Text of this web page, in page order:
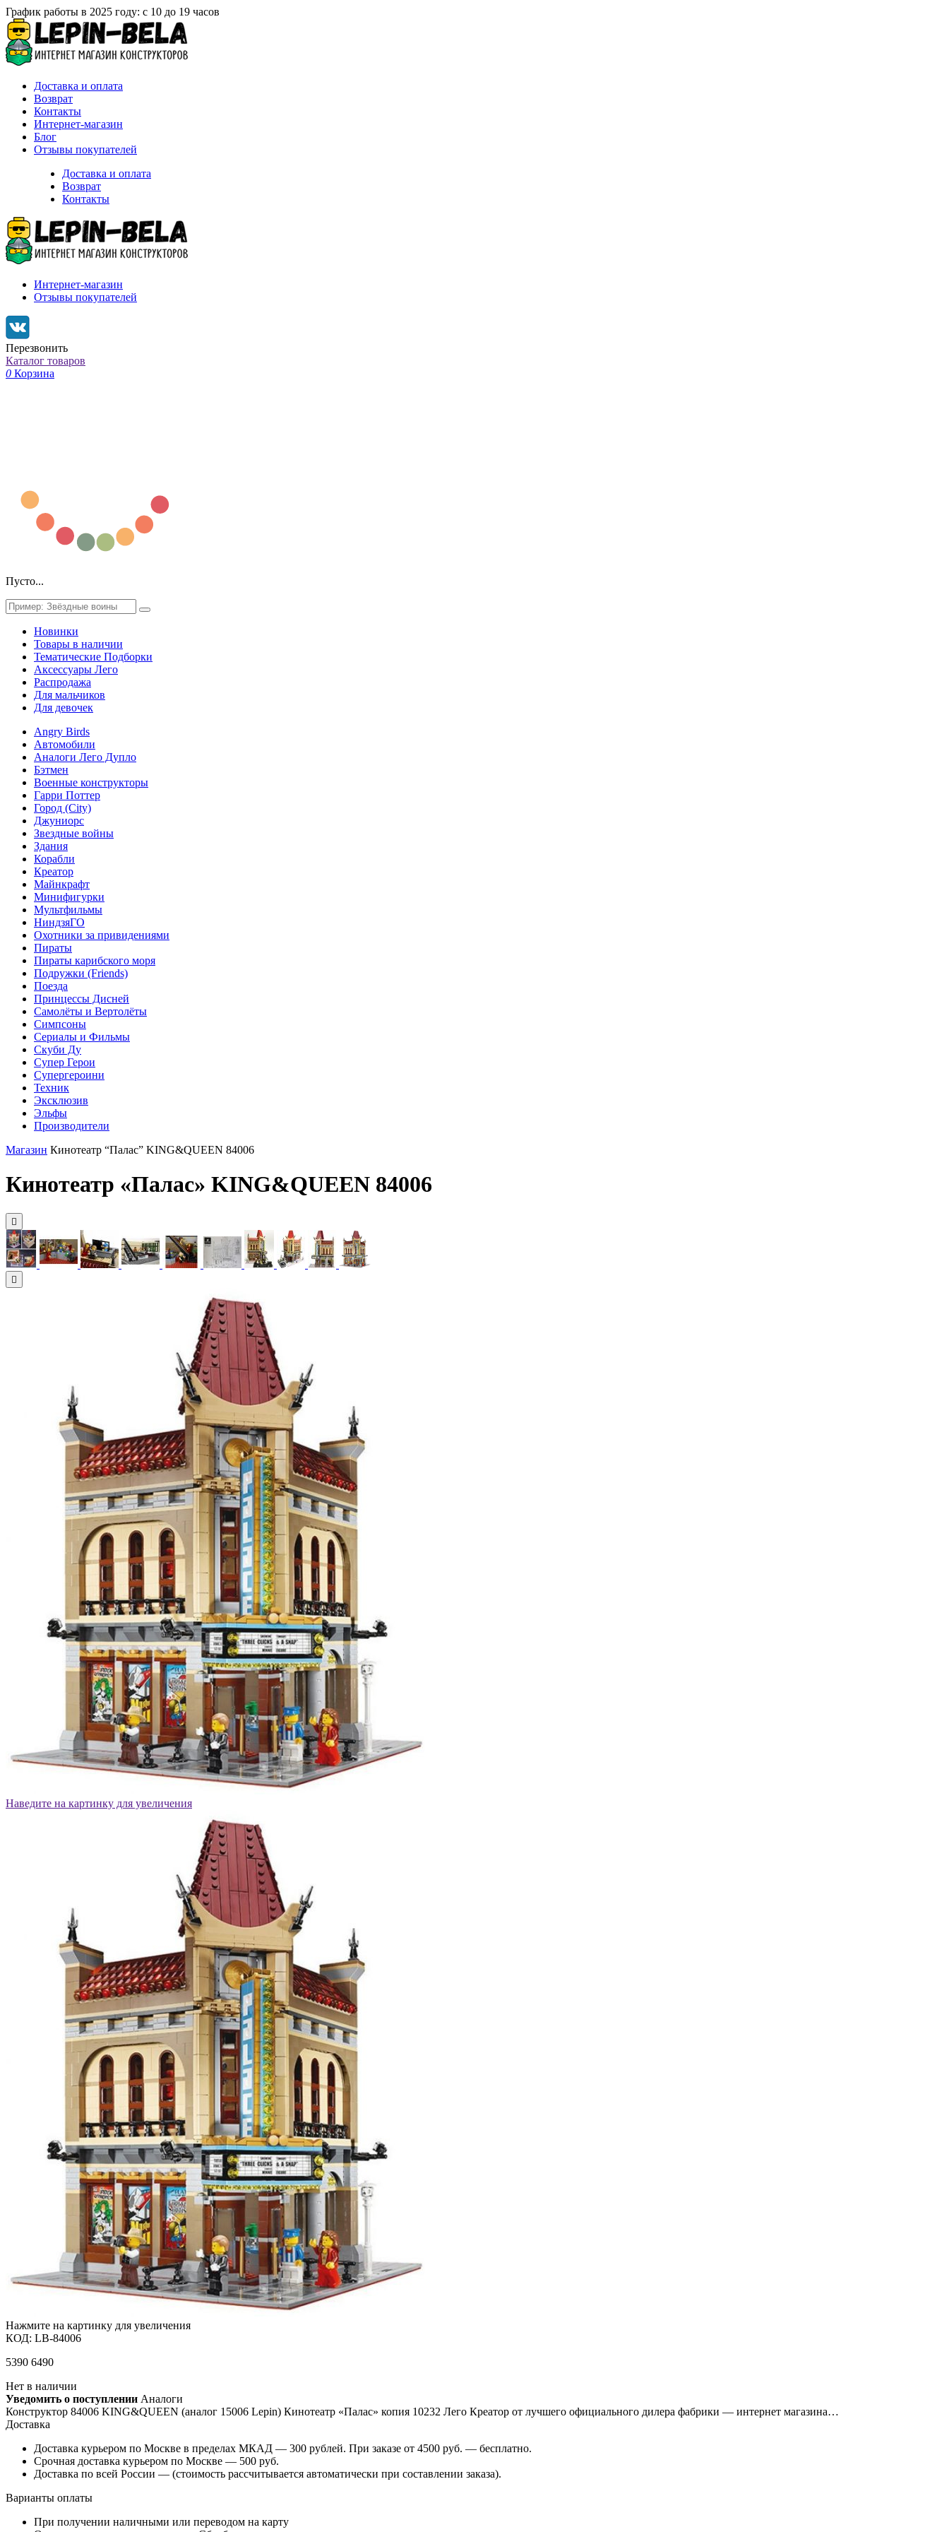
График работы в 2025 году: с 10 до 19 часов
Доставка и оплата
Возврат
Контакты
Интернет-магазин
Блог
Отзывы покупателей
Доставка и оплата
Возврат
Контакты
Интернет-магазин
Отзывы покупателей
Перезвонить
Каталог товаров
0 Корзина
Пусто...
Новинки
Товары в наличии
Тематические Подборки
Аксессуары Лего
Распродажа
Для мальчиков
Для девочек
Angry Birds
Автомобили
Аналоги Лего Дупло
Бэтмен
Военные конструкторы
Гарри Поттер
Город (City)
Джуниорс
Звездные войны
Здания
Корабли
Креатор
Майнкрафт
Минифигурки
Мультфильмы
НиндзяГО
Охотники за привидениями
Пираты
Пираты карибского моря
Подружки (Friends)
Поезда
Принцессы Дисней
Самолёты и Вертолёты
Симпсоны
Сериалы и Фильмы
Скуби Ду
Супер Герои
Супергероини
Техник
Эксклюзив
Эльфы
Производители
Магазин Кинотеатр “Палас” KING&QUEEN 84006
Кинотеатр «Палас» KING&QUEEN 84006
Наведите на картинку для увеличения
Нажмите на картинку для увеличения
КОД: LB-84006
5390 6490
Нет в наличии
Уведомить о поступлении Аналоги
Конструктор 84006 KING&QUEEN (аналог 15006 Lepin) Кинотеатр «Палас» копия 10232 Лего Креатор от лучшего официального дилера фабрики — интернет магазина…
Доставка
Доставка курьером по Москве в пределах МКАД — 300 рублей. При заказе от 4500 руб. — бесплатно.
Срочная доставка курьером по Москве — 500 руб.
Доставка по всей России — (стоимость рассчитывается автоматически при составлении заказа).
Варианты оплаты
При получении наличными или переводом на карту